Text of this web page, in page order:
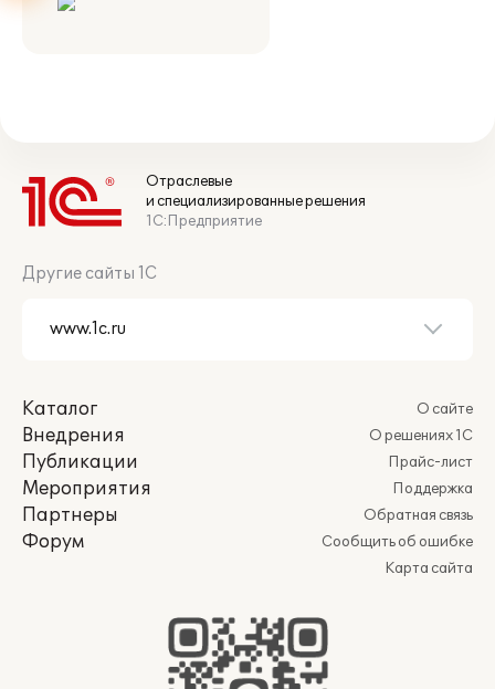
Отраслевые
и специализированные решения
1С:Предприятие
Другие сайты 1С
Каталог
Внедрения
Публикации
Мероприятия
Партнеры
Форум
О сайте
О решениях 1С
Прайс-лист
Поддержка
Обратная связь
Сообщить об ошибке
Карта сайта